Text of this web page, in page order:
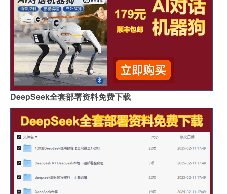
玫瑰爱好者
“把酒从来不可期”的出处是哪里
正规5人制足球比赛规则
excel打印区域虚线怎么消除（excel打印区域虚线怎么取消）
DeepSeek全套部署资料免费下载